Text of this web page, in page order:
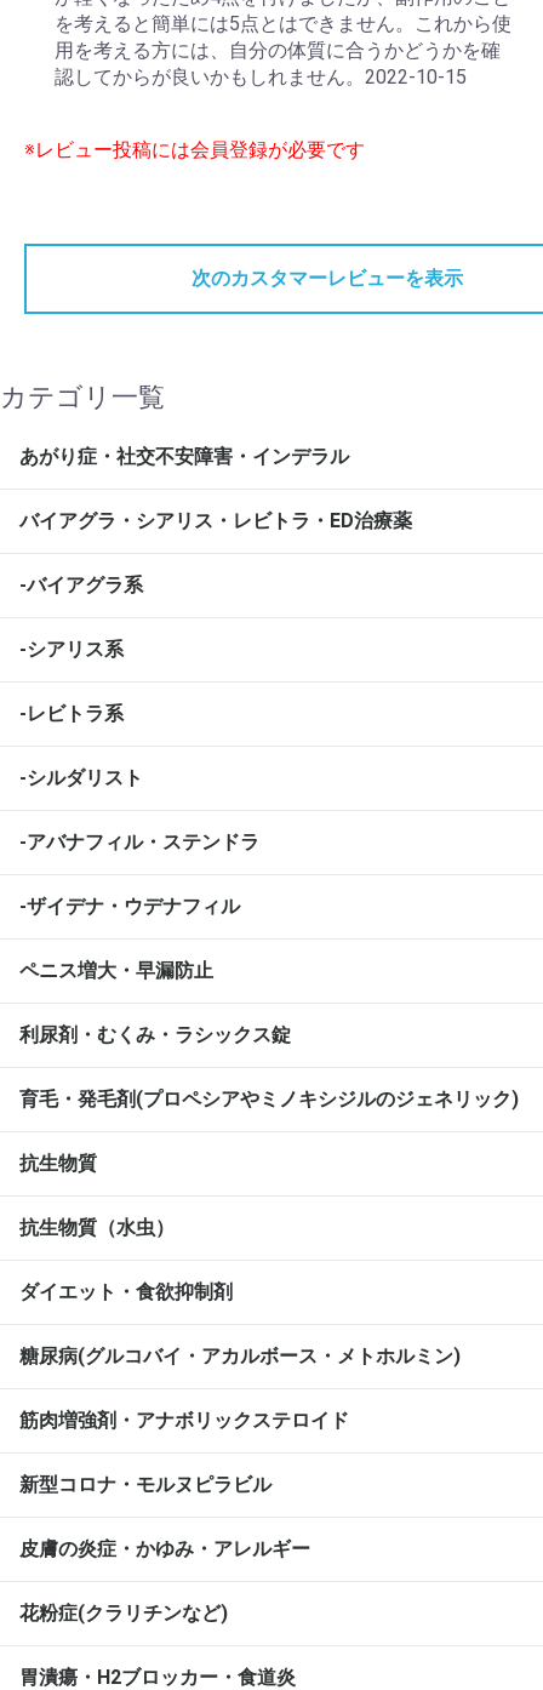
を考えると簡単には5点とはできません。これから使
用を考える方には、自分の体質に合うかどうかを確
認してからが良いかもしれません。2022-10-15
※レビュー投稿には会員登録が必要です
次のカスタマーレビューを表示
カテゴリ一覧
あがり症・社交不安障害・インデラル
バイアグラ・シアリス・レビトラ・ED治療薬
-バイアグラ系
-シアリス系
-レビトラ系
-シルダリスト
-アバナフィル・ステンドラ
-ザイデナ・ウデナフィル
ペニス増大・早漏防止
利尿剤・むくみ・ラシックス錠
育毛・発毛剤(プロペシアやミノキシジルのジェネリック)
抗生物質
抗生物質（水虫）
ダイエット・食欲抑制剤
糖尿病(グルコバイ・アカルボース・メトホルミン)
筋肉増強剤・アナボリックステロイド
新型コロナ・モルヌピラビル
皮膚の炎症・かゆみ・アレルギー
花粉症(クラリチンなど)
胃潰瘍・H2ブロッカー・食道炎